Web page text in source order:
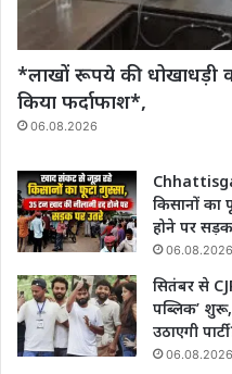
*लाखों रूपये की धोखाधड़ी
किया फर्दाफाश*,
06.08.2026
किसानों का
होने पर
06.08.2026
सितंबर से
पब्लिक’
उठाएगी
06.08.2026